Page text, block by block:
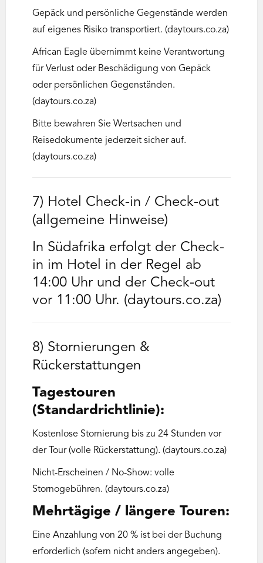
Gepäck und persönliche Gegenstände werden
auf eigenes Risiko transportiert. (daytours.co.za)
African Eagle übernimmt keine Verantwortung
für Verlust oder Beschädigung von Gepäck
oder persönlichen Gegenständen.
(daytours.co.za)
Bitte bewahren Sie Wertsachen und
Reisedokumente jederzeit sicher auf.
(daytours.co.za)
7) Hotel Check-in / Check-out
(allgemeine Hinweise)
In Südafrika erfolgt der Check-
in im Hotel in der Regel ab
14:00 Uhr und der Check-out
vor 11:00 Uhr. (daytours.co.za)
8) Stornierungen &
Rückerstattungen
Tagestouren
(Standardrichtlinie):
Kostenlose Stornierung bis zu 24 Stunden vor
der Tour (volle Rückerstattung). (daytours.co.za)
Nicht-Erscheinen / No-Show: volle
Stornogebühren. (daytours.co.za)
Mehr­tägige / längere Touren:
Eine Anzahlung von 20 % ist bei der Buchung
erforderlich (sofern nicht anders angegeben).